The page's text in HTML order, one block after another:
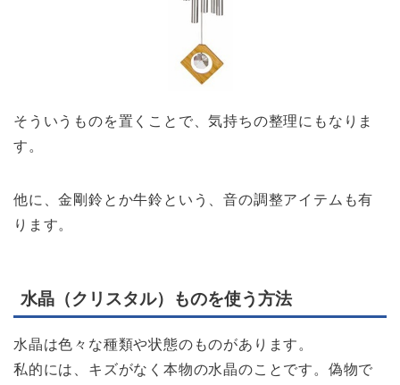
そういうものを置くことで、気持ちの整理にもなりま
す。
他に、金剛鈴とか牛鈴という、音の調整アイテムも有
ります。
水晶（クリスタル）ものを使う方法
水晶は色々な種類や状態のものがあります。
私的には、キズがなく本物の水晶のことです。偽物で